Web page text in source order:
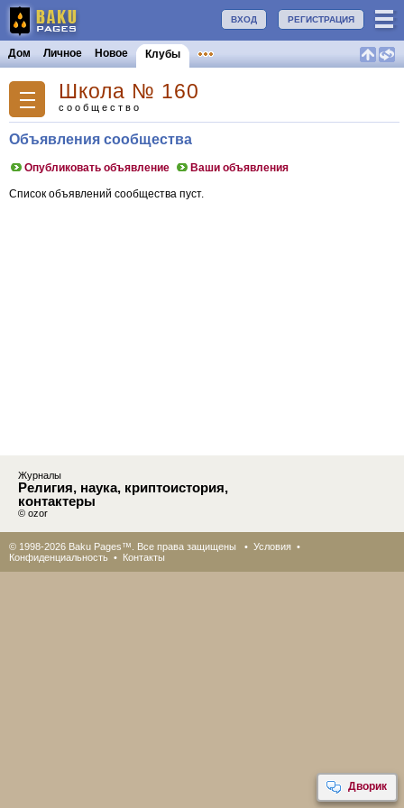
РЕГИСТРАЦИЯ
ВХОД
Дом Личное Новое Клубы
Школа № 160
сообщество
Объявления сообщества
Опубликовать объявление Ваши объявления
Список объявлений сообщества пуст.
Дворик
Журналы
Религия, наука, криптоистория,
контактеры
© ozor
© 1998-2026 Baku Pages™. Все права защищены • Условия •
Конфиденциальность • Контакты